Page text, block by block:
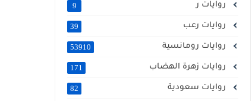
روايات ر 9
روايات رعب 39
روايات رومانسية 53910
روايات زهرة الهضاب 171
روايات سعودية 82